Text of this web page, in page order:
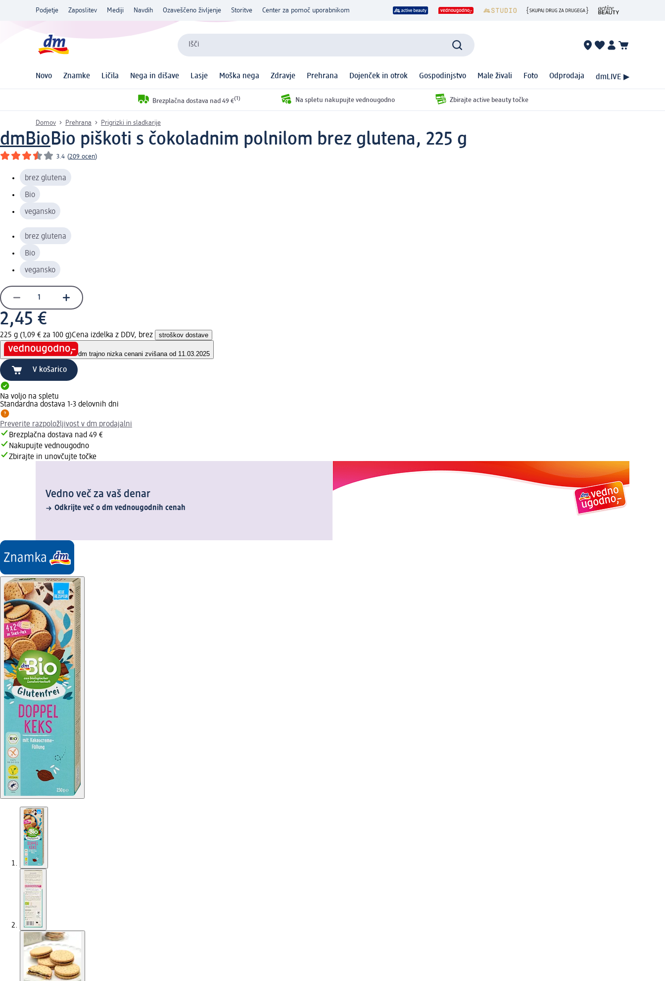
Podjetje Zaposlitev Mediji Navdih Ozaveščeno življenje Storitve Center za pomoč uporabnikom
Išči
Novo Znamke Ličila Nega in dišave Lasje Moška nega Zdravje Prehrana Dojenček in otrok Gospodinjstvo Male živali Foto Odprodaja dmLIVE ▶
Brezplačna dostava nad 49 €(1) Na spletu nakupujte vednougodno Zbirajte active beauty točke
Domov Prehrana Prigrizki in sladkarije
dmBioBio piškoti s čokoladnim polnilom brez glutena, 225 g
3.4 (209 ocen)
brez glutena
Bio
vegansko
brez glutena
Bio
vegansko
2,45 €
225 g (1,09 € za 100 g)Cena izdelka z DDV, brez stroškov dostave
dm trajno nizka cenani zvišana od 11.03.2025
V košarico
Na voljo na spletu
Standardna dostava 1-3 delovnih dni
Preverite razpoložljivost v dm prodajalni
Brezplačna dostava nad 49 €
Nakupujte vednougodno
Zbirajte in unovčujte točke
Vedno več za vaš denar
Odkrijte več o dm vednougodnih cenah